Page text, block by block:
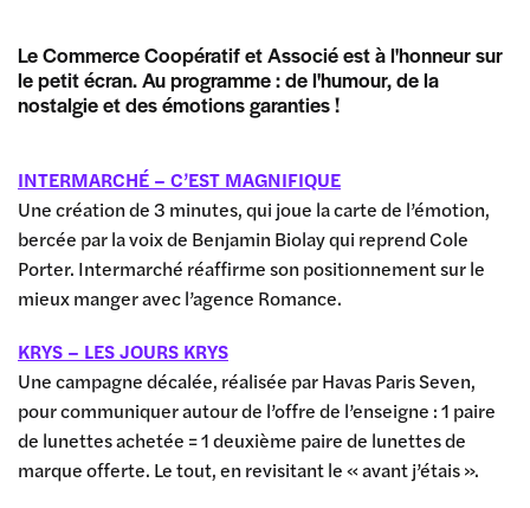
Le Commerce Coopératif et Associé est à l'honneur sur
le petit écran. Au programme : de l'humour, de la
nostalgie et des émotions garanties !
INTERMARCHÉ – C’EST MAGNIFIQUE
Une création de 3 minutes, qui joue la carte de l’émotion,
bercée par la voix de Benjamin Biolay qui reprend Cole
Porter. Intermarché réaffirme son positionnement sur le
mieux manger avec l’agence Romance.
KRYS – LES JOURS KRYS
Une campagne décalée, réalisée par Havas Paris Seven,
pour communiquer autour de l’offre de l’enseigne : 1 paire
de lunettes achetée = 1 deuxième paire de lunettes de
marque offerte. Le tout, en revisitant le « avant j’étais ».